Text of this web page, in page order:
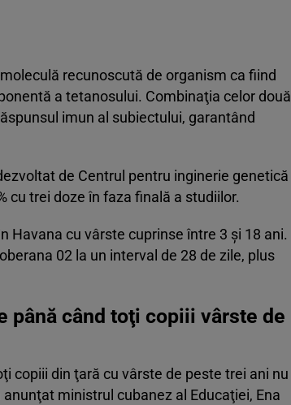
recunoscută de organism ca fiind
a tetanosului. Combinaţia celor două
imun al subiectului, garantând
de Centrul pentru inginerie genetică
cu trei doze în faza finală a studiilor.
Havana cu vârste cuprinse între 3 şi 18 ani.
02 la un interval de 28 de zile, plus
până când toţi copiii vârste de
copiii din ţară cu vârste de peste trei ani nu
ministrul cubanez al Educaţiei, Ena